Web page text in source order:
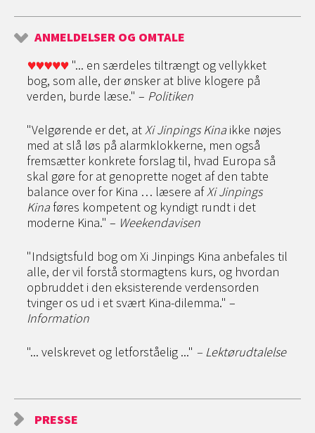
ANMELDELSER OG OMTALE
"... en særdeles tiltrængt og vellykket
bog, som alle, der ønsker at blive klogere på
verden, burde læse." – Politiken
"Velgørende er det, atXi Jinpings Kina ikke nøjes
med at slå løs på alarmklokkerne, men også
fremsætter konkrete forslag til, hvad Europa så
skal gøre for at genoprette noget af den tabte
balance over for Kina … læsere afXi Jinpings
Kina føres kompetent og kyndigt rundt i det
moderne Kina." – Weekendavisen
"Indsigtsfuld bog om Xi Jinpings Kina anbefales til
alle, der vil forstå stormagtens kurs, og hvordan
opbruddet i den eksisterende verdensorden
tvinger os ud i et svært Kina-dilemma." –
Information
"... velskrevet og letforståelig ..." – Lektørudtalelse
PRESSE